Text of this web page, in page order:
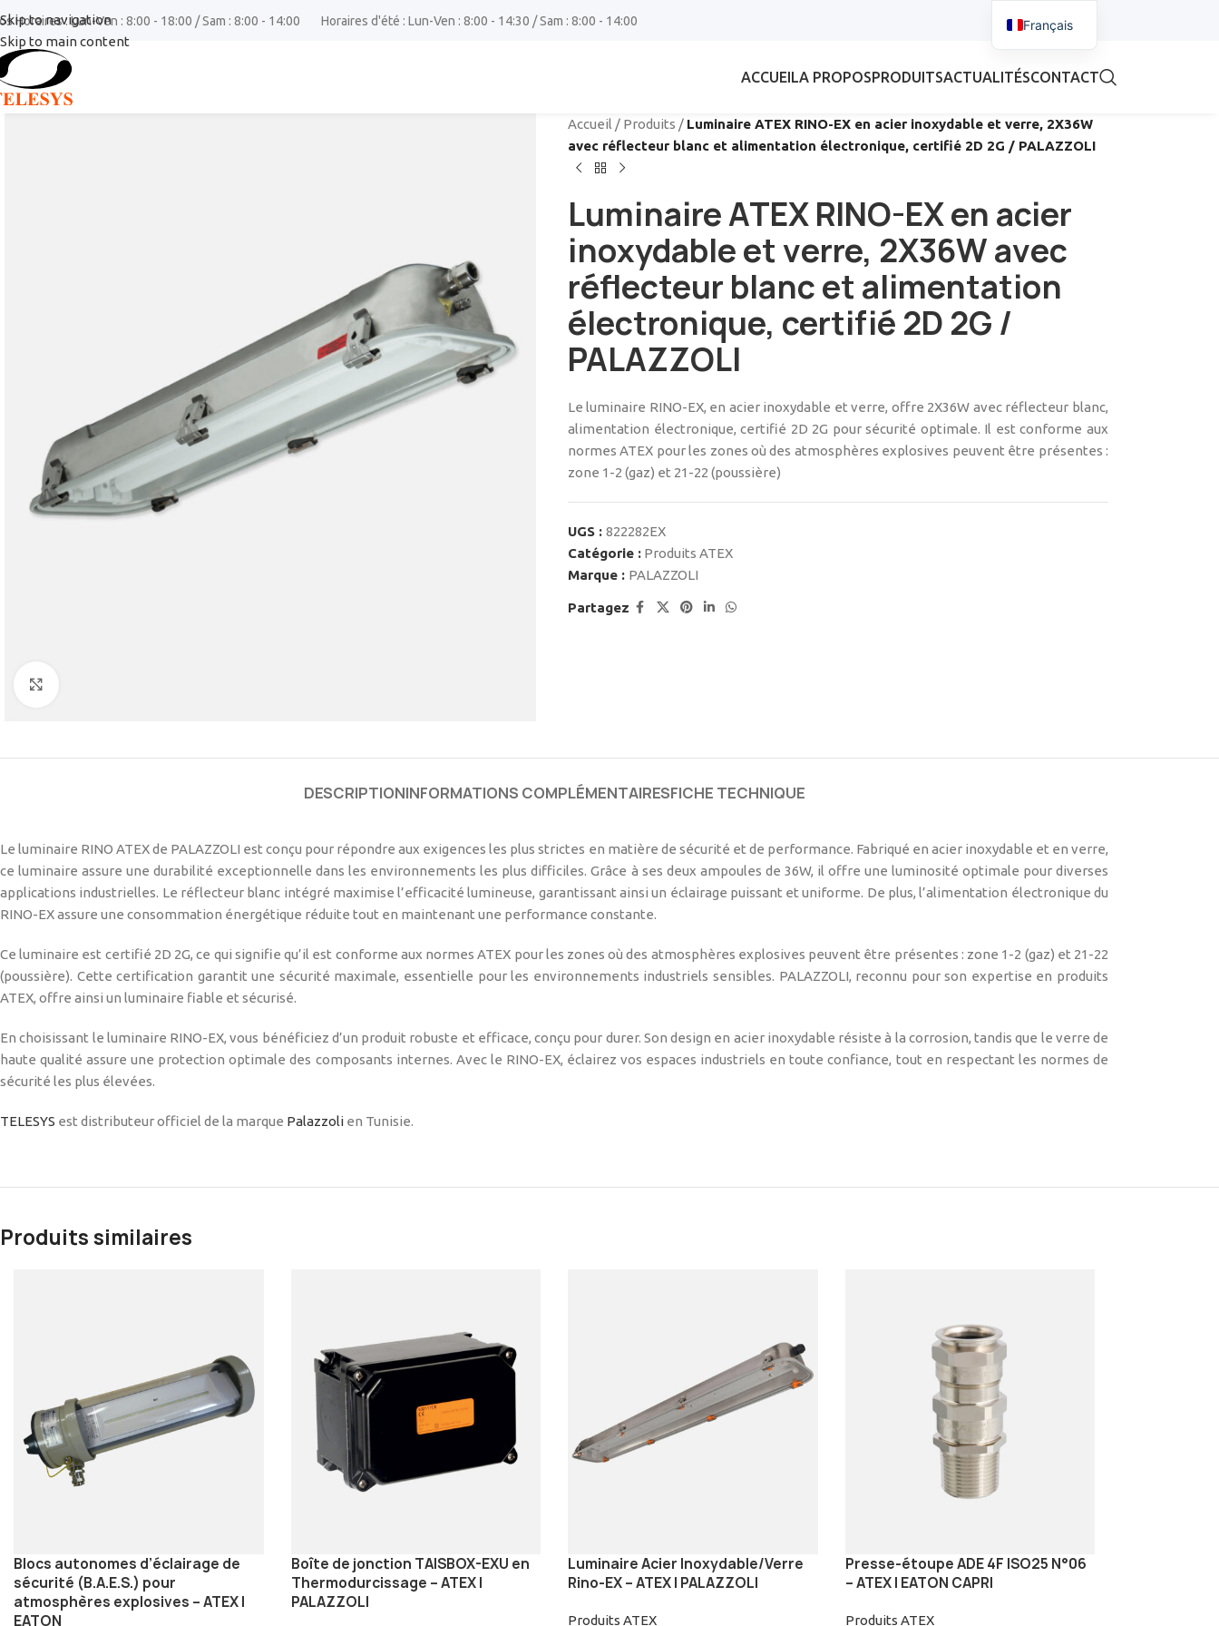
Skip to navigation
Skip to main content
Horaires : Lun-Ven : 8:00 - 18:00 / Sam : 8:00 - 14:00 Horaires d'été : Lun-Ven : 8:00 - 14:30 / Sam : 8:00 - 14:00
ACCUEILA PROPOSPRODUITSACTUALITÉSCONTACT
Accueil / Produits / Luminaire ATEX RINO-EX en acier inoxydable et verre, 2X36W
avec réflecteur blanc et alimentation électronique, certifié 2D 2G / PALAZZOLI
Luminaire ATEX RINO-EX en acier
inoxydable et verre, 2X36W avec
réflecteur blanc et alimentation
électronique, certifié 2D 2G /
PALAZZOLI
Le luminaire RINO-EX, en acier inoxydable et verre, offre 2X36W avec réflecteur blanc,
alimentation électronique, certifié 2D 2G pour sécurité optimale. Il est conforme aux
normes ATEX pour les zones où des atmosphères explosives peuvent être présentes :
zone 1-2 (gaz) et 21-22 (poussière)
UGS : 822282EX
Catégorie : Produits ATEX
Marque : PALAZZOLI
Partagez
DESCRIPTIONINFORMATIONS COMPLÉMENTAIRESFICHE TECHNIQUE
Le luminaire RINO ATEX de PALAZZOLI est conçu pour répondre aux exigences les plus strictes en matière de sécurité et de performance. Fabriqué en acier inoxydable et en verre,
ce luminaire assure une durabilité exceptionnelle dans les environnements les plus difficiles. Grâce à ses deux ampoules de 36W, il offre une luminosité optimale pour diverses
applications industrielles. Le réflecteur blanc intégré maximise l’efficacité lumineuse, garantissant ainsi un éclairage puissant et uniforme. De plus, l’alimentation électronique du
RINO-EX assure une consommation énergétique réduite tout en maintenant une performance constante.
Ce luminaire est certifié 2D 2G, ce qui signifie qu’il est conforme aux normes ATEX pour les zones où des atmosphères explosives peuvent être présentes : zone 1-2 (gaz) et 21-22
(poussière). Cette certification garantit une sécurité maximale, essentielle pour les environnements industriels sensibles. PALAZZOLI, reconnu pour son expertise en produits
ATEX, offre ainsi un luminaire fiable et sécurisé.
En choisissant le luminaire RINO-EX, vous bénéficiez d’un produit robuste et efficace, conçu pour durer. Son design en acier inoxydable résiste à la corrosion, tandis que le verre de
haute qualité assure une protection optimale des composants internes. Avec le RINO-EX, éclairez vos espaces industriels en toute confiance, tout en respectant les normes de
sécurité les plus élevées.
TELESYS est distributeur officiel de la marque Palazzoli en Tunisie.
Produits similaires
Blocs autonomes d’éclairage de
sécurité (B.A.E.S.) pour
atmosphères explosives – ATEX |
EATON
Boîte de jonction TAISBOX-EXU en
Thermodurcissage – ATEX |
PALAZZOLI
Luminaire Acier Inoxydable/Verre
Rino-EX – ATEX | PALAZZOLI
Produits ATEX
Presse-étoupe ADE 4F ISO25 N°06
– ATEX | EATON CAPRI
Produits ATEX
Français